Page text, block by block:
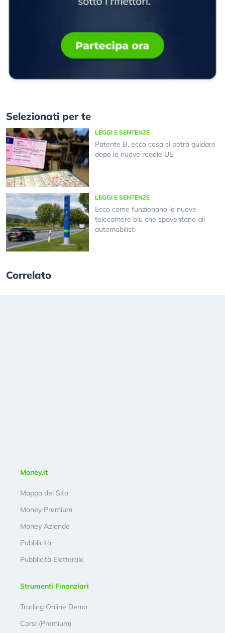
Selezionati per te
LEGGI E SENTENZE
Patente B, ecco cosa si potrà guidare
dopo le nuove regole UE
LEGGI E SENTENZE
Ecco come funzionano le nuove
telecamere blu che spaventano gli
automobilisti
Correlato
Money.it
Mappa del Sito
Money Premium
Money Aziende
Pubblicità
Pubblicità Elettorale
Strumenti Finanziari
Trading Online Demo
Corsi (Premium)